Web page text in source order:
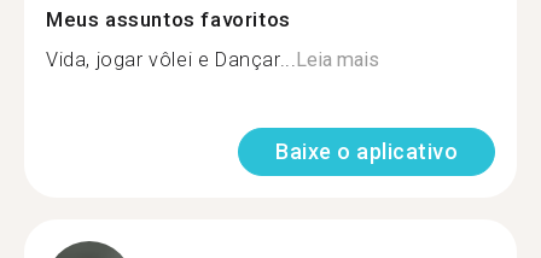
Meus assuntos favoritos
Vida, jogar vôlei e Dançar...Leia mais
Baixe o aplicativo